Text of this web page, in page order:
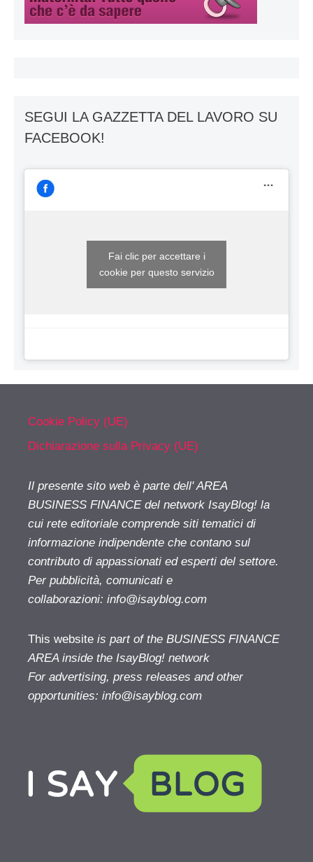
SEGUI LA GAZZETTA DEL LAVORO SU
FACEBOOK!
Fai clic per accettare i
cookie per questo servizio
Cookie Policy (UE)
Dichiarazione sulla Privacy (UE)
Il presente sito web è parte dell' AREA
BUSINESS FINANCE del network IsayBlog! la
cui rete editoriale comprende siti tematici di
informazione indipendente che contano sul
contributo di appassionati ed esperti del settore.
Per pubblicità, comunicati e
collaborazioni: info@isayblog.com
This website is part of the BUSINESS FINANCE
AREA inside the IsayBlog! network
For advertising, press releases and other
opportunities: info@isayblog.com